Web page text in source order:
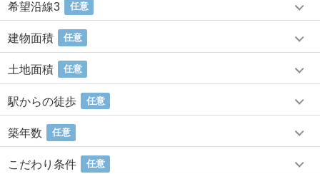
希望沿線3 任意
建物面積 任意
土地面積 任意
駅からの徒歩 任意
築年数 任意
こだわり条件 任意